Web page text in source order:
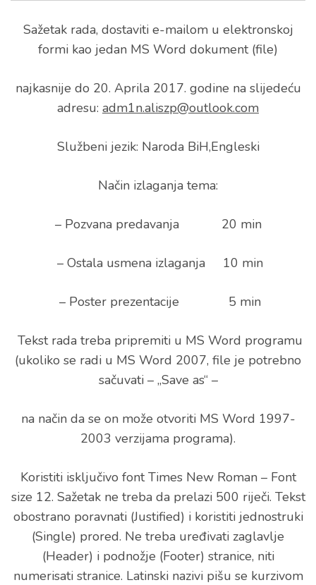
Sažetak rada, dostaviti e-mailom u elektronskoj
formi kao jedan MS Word dokument (file)
najkasnije do 20. Aprila 2017. godine na slijedeću
adresu: adm1n.aliszp@outlook.com
Službeni jezik: Naroda BiH,Engleski
Način izlaganja tema:
– Pozvana predavanja 20 min
– Ostala usmena izlaganja 10 min
– Poster prezentacije 5 min
Tekst rada treba pripremiti u MS Word programu
(ukoliko se radi u MS Word 2007, file je potrebno
sačuvati – „Save as“ –
na način da se on može otvoriti MS Word 1997-
2003 verzijama programa).
Koristiti isključivo font Times New Roman – Font
size 12. Sažetak ne treba da prelazi 500 riječi. Tekst
obostrano poravnati (Justified) i koristiti jednostruki
(Single) prored. Ne treba uređivati zaglavlje
(Header) i podnožje (Footer) stranice, niti
numerisati stranice. Latinski nazivi pišu se kurzivom